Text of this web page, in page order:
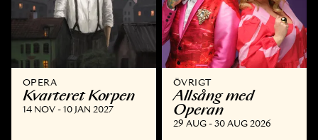
OPERA
Kvarteret Korpen
14 NOV - 10 JAN 2027
ÖVRIGT
Allsång med
Operan
29 AUG - 30 AUG 2026